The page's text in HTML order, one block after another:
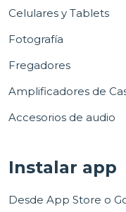
Celulares y Tablets
Fotografía
Fregadores
Amplificadores de
Accesorios de audio
Instalar app
Desde App Store o